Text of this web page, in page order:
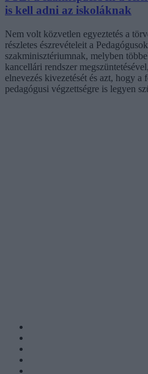
is kell adni az iskoláknak
Nem volt közvetlen egyeztetés a
részletes észrevételeit a
szakminisztériumnak, melyben
kancellári rendszer
elnevezés kivezetését és azt, hogy a
pedagógusi végzettségre is legyen